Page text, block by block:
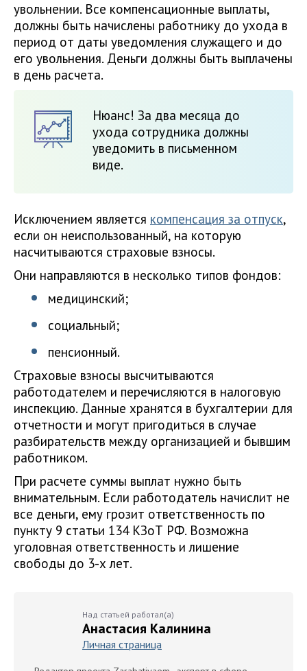
увольнении. Все компенсационные выплаты,
должны быть начислены работнику до ухода в
период от даты уведомления служащего и до
его увольнения. Деньги должны быть выплачены
в день расчета.
Нюанс! За два месяца до
ухода сотрудника должны
уведомить в письменном
виде.
Исключением является компенсация за отпуск,
если он неиспользованный, на которую
насчитываются страховые взносы.
Они направляются в несколько типов фондов:
медицинский;
социальный;
пенсионный.
Страховые взносы высчитываются
работодателем и перечисляются в налоговую
инспекцию. Данные хранятся в бухгалтерии для
отчетности и могут пригодиться в случае
разбирательств между организацией и бывшим
работником.
При расчете суммы выплат нужно быть
внимательным. Если работодатель начислит не
все деньги, ему грозит ответственность по
пункту 9 статьи 134 КЗоТ РФ. Возможна
уголовная ответственность и лишение
свободы до 3-х лет.
Над статьей работал(а)
Анастасия Калинина
Личная страница